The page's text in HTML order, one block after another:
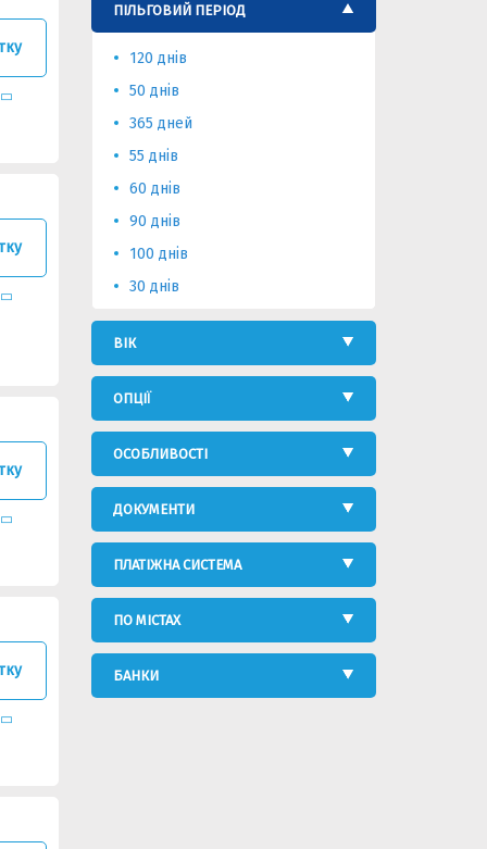
ПІЛЬГОВИЙ ПЕРІОД
120 днів
50 днів
365 дней
55 днів
60 днів
90 днів
100 днів
30 днів
ВІК
ОПЦІЇ
ОСОБЛИВОСТІ
ДОКУМЕНТИ
ПЛАТІЖНА СИСТЕМА
ПО МІСТАХ
БАНКИ